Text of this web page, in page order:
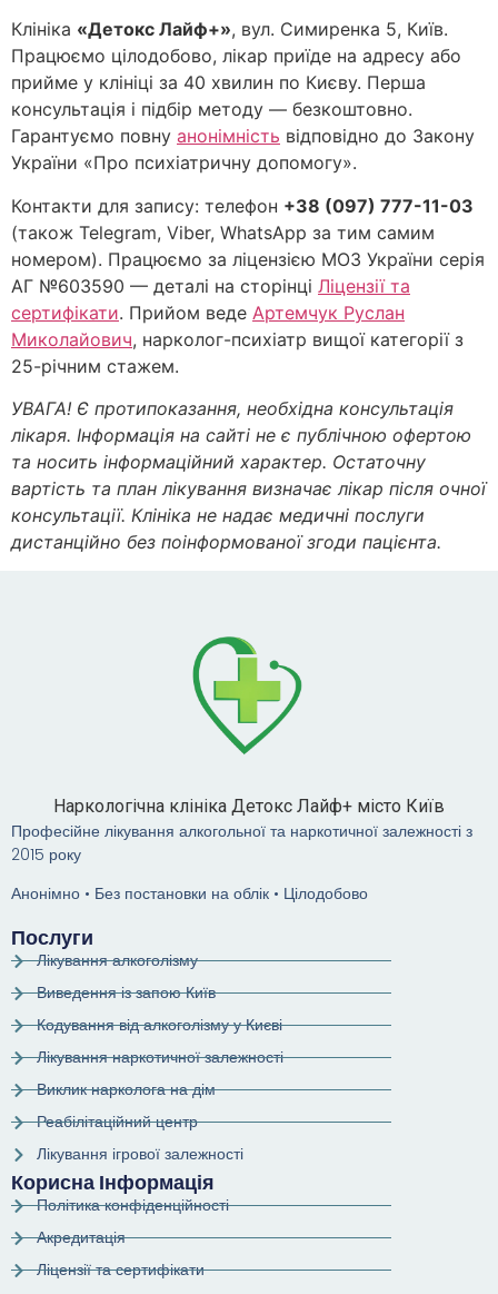
Клініка «Детокс Лайф+», вул. Симиренка 5, Київ.
Працюємо цілодобово, лікар приїде на адресу або
прийме у клініці за 40 хвилин по Києву. Перша
консультація і підбір методу — безкоштовно.
Гарантуємо повну анонімність відповідно до Закону
України «Про психіатричну допомогу».
Контакти для запису: телефон +38 (097) 777-11-03
(також Telegram, Viber, WhatsApp за тим самим
номером). Працюємо за ліцензією МОЗ України серія
АГ №603590 — деталі на сторінці Ліцензії та
сертифікати. Прийом веде Артемчук Руслан
Миколайович, нарколог-психіатр вищої категорії з
25-річним стажем.
УВАГА! Є протипоказання, необхідна консультація
лікаря. Інформація на сайті не є публічною офертою
та носить інформаційний характер. Остаточну
вартість та план лікування визначає лікар після очної
консультації. Клініка не надає медичні послуги
дистанційно без поінформованої згоди пацієнта.
Наркологічна клініка Детокс Лайф+ місто Київ
Професійне лікування алкогольної та наркотичної залежності з
2015 року
Анонімно • Без постановки на облік • Цілодобово
Послуги
Лікування алкоголізму
Виведення із запою Київ
Кодування від алкоголізму у Києві
Лікування наркотичної залежності
Виклик нарколога на дім
Реабілітаційний центр
Лікування ігрової залежності
Корисна Інформація
Політика конфіденційності
Акредитація
Ліцензії та сертифікати